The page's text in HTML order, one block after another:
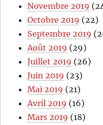
Novembre 2019
Octobre 2019 (22)
Septembre 2019
Août 2019 (29)
Juillet 2019 (26)
Juin 2019 (23)
Mai 2019 (21)
Avril 2019 (16)
Mars 2019 (18)